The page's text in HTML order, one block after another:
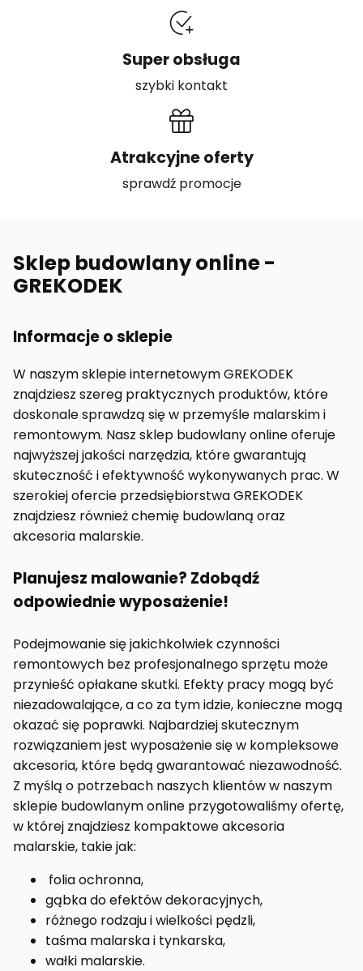
Super obsługa
szybki kontakt
Atrakcyjne oferty
sprawdź promocje
Sklep budowlany online -
GREKODEK
Informacje o sklepie
W naszym sklepie internetowym GREKODEK
znajdziesz szereg praktycznych produktów, które
doskonale sprawdzą się w przemyśle malarskim i
remontowym. Nasz sklep budowlany online oferuje
najwyższej jakości narzędzia, które gwarantują
skuteczność i efektywność wykonywanych prac. W
szerokiej ofercie przedsiębiorstwa GREKODEK
znajdziesz również chemię budowlaną oraz
akcesoria malarskie.
Planujesz malowanie? Zdobądź
odpowiednie wyposażenie!
Podejmowanie się jakichkolwiek czynności
remontowych bez profesjonalnego sprzętu może
przynieść opłakane skutki. Efekty pracy mogą być
niezadowalające, a co za tym idzie, konieczne mogą
okazać się poprawki. Najbardziej skutecznym
rozwiązaniem jest wyposażenie się w kompleksowe
akcesoria, które będą gwarantować niezawodność.
Z myślą o potrzebach naszych klientów w naszym
sklepie budowlanym online przygotowaliśmy ofertę,
w której znajdziesz kompaktowe akcesoria
malarskie, takie jak:
folia ochronna,
gąbka do efektów dekoracyjnych,
różnego rodzaju i wielkości pędzli,
taśma malarska i tynkarska,
wałki malarskie.